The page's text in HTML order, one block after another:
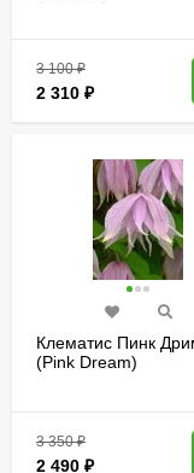
3 100₽
2 310 ₽
Клематис Пинк
(Pink Dream)
3 350₽
2 490 ₽